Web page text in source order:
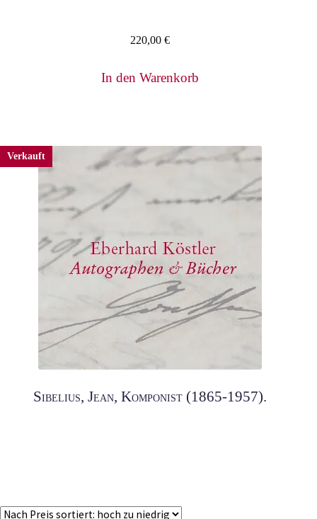
220,00 €
In den Warenkorb
Verkauft
Sibelius, Jean, Komponist (1865-1957).